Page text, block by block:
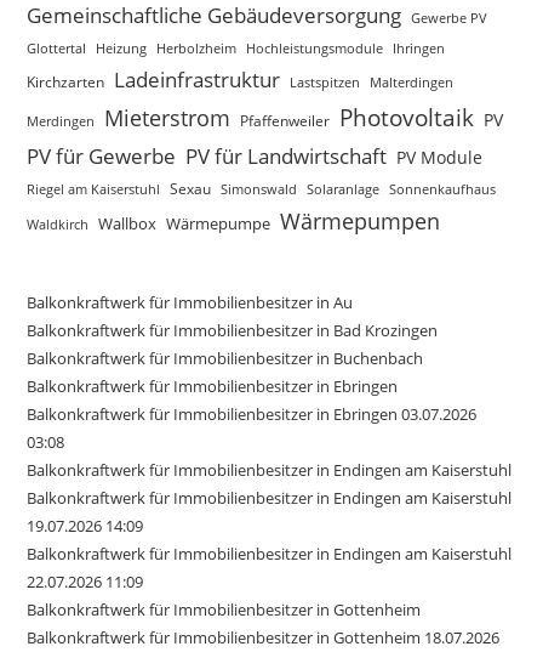
Gemeinschaftliche Gebäudeversorgung Gewerbe PV
Glottertal
Heizung Herbolzheim Hochleistungsmodule Ihringen
Kirchzarten Ladeinfrastruktur Lastspitzen Malterdingen
Merdingen Mieterstrom Pfaffenweiler Photovoltaik PV
PV für Gewerbe PV für Landwirtschaft PV Module
Riegel am Kaiserstuhl Sexau Simonswald Solaranlage Sonnenkaufhaus
Waldkirch
Wallbox Wärmepumpe Wärmepumpen
Balkonkraftwerk für Immobilienbesitzer in Au
Balkonkraftwerk für Immobilienbesitzer in Bad Krozingen
Balkonkraftwerk für Immobilienbesitzer in Buchenbach
Balkonkraftwerk für Immobilienbesitzer in Ebringen
Balkonkraftwerk für Immobilienbesitzer in Ebringen 03.07.2026
03:08
Balkonkraftwerk für Immobilienbesitzer in Endingen am Kaiserstuhl
Balkonkraftwerk für Immobilienbesitzer in Endingen am Kaiserstuhl
19.07.2026 14:09
Balkonkraftwerk für Immobilienbesitzer in Endingen am Kaiserstuhl
22.07.2026 11:09
Balkonkraftwerk für Immobilienbesitzer in Gottenheim
Balkonkraftwerk für Immobilienbesitzer in Gottenheim 18.07.2026